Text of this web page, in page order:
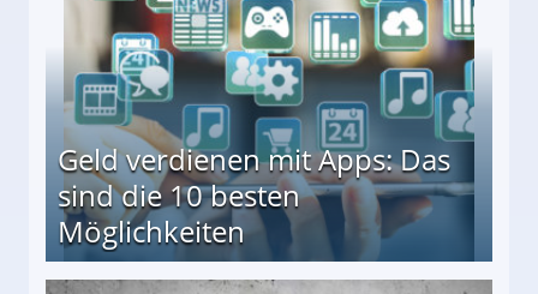
Geld verdienen mit Apps: Das
sind die 10 besten
Möglichkeiten
besten Möglichkeiten